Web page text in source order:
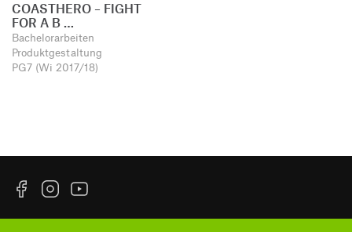
COASTHERO – FIGHT
FOR A B …
Bachelorarbeiten
Produktgestaltung
PG7 (Wi 2017/18)
FacebookInstagramYouTube